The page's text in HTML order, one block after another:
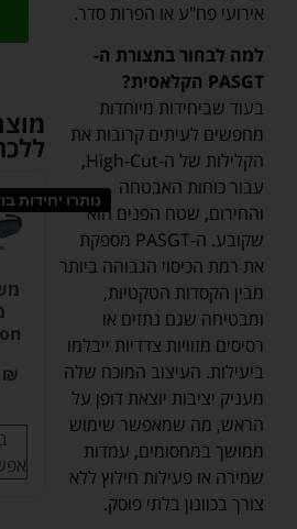
אירועי פח"ע או הפרות סדר.
למה לבחור בתצורת ה-
PASGT הקלאסית?
בעוד שביחידות מיוחדות
מחפשים לעיתים קרובות את
הקלילות של ה-High-Cut,
עבור כוחות האבטחה
והחירום, שטח הפנים הוא
שקובע. ה-PASGT מספקת
את רמת הכיסוי הגבוהה ביותר
מבין הקסדות הטקטיות,
ומבטיחה שגם נתזים או
רסיסים מזוויות צדדיות ייבלמו
ביעילות. העיצוב המוכח שלה
מעניק יציבות יוצאת דופן על
הראש, מה שמאפשר שימוש
ממושך במחסומים, עמדות
שמירה או פעילות חילוץ ללא
צורך בכוונון בלתי פוסק.
נותרו יחידות
₪